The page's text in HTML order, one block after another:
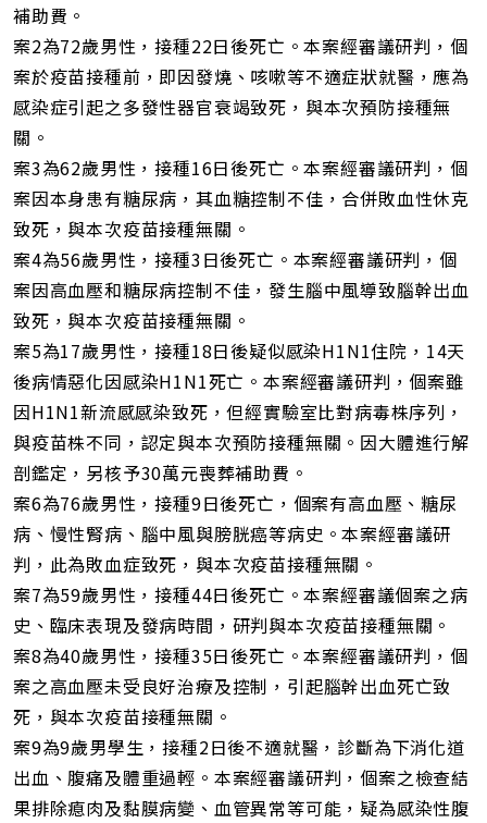
補助費。
案2為72歲男性，接種22日後死亡。本案經審議研判，個
案於疫苗接種前，即因發燒、咳嗽等不適症狀就醫，應為
感染症引起之多發性器官衰竭致死，與本次預防接種無
關。
案3為62歲男性，接種16日後死亡。本案經審議研判，個
案因本身患有糖尿病，其血糖控制不佳，合併敗血性休克
致死，與本次疫苗接種無關。
案4為56歲男性，接種3日後死亡。本案經審議研判，個
案因高血壓和糖尿病控制不佳，發生腦中風導致腦幹出血
致死，與本次疫苗接種無關。
案5為17歲男性，接種18日後疑似感染H1N1住院，14天
後病情惡化因感染H1N1死亡。本案經審議研判，個案雖
因H1N1新流感感染致死，但經實驗室比對病毒株序列，
與疫苗株不同，認定與本次預防接種無關。因大體進行解
剖鑑定，另核予30萬元喪葬補助費。
案6為76歲男性，接種9日後死亡，個案有高血壓、糖尿
病、慢性腎病、腦中風與膀胱癌等病史。本案經審議研
判，此為敗血症致死，與本次疫苗接種無關。
案7為59歲男性，接種44日後死亡。本案經審議個案之病
史、臨床表現及發病時間，研判與本次疫苗接種無關。
案8為40歲男性，接種35日後死亡。本案經審議研判，個
案之高血壓未受良好治療及控制，引起腦幹出血死亡致
死，與本次疫苗接種無關。
案9為9歲男學生，接種2日後不適就醫，診斷為下消化道
出血、腹痛及體重過輕。本案經審議研判，個案之檢查結
果排除瘜肉及黏膜病變、血管異常等可能，疑為感染性腹